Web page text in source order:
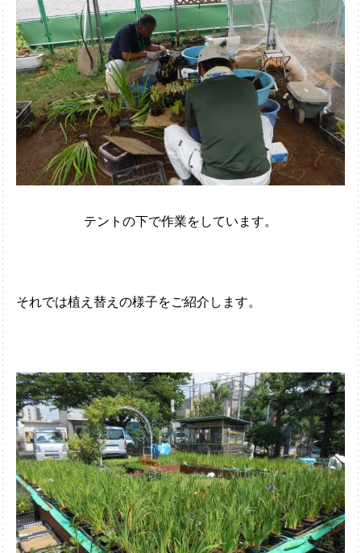
テントの下で作業をしています。
それでは植え替えの様子をご紹介します。